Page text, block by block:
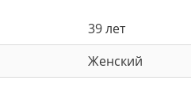
39 лет
Женский